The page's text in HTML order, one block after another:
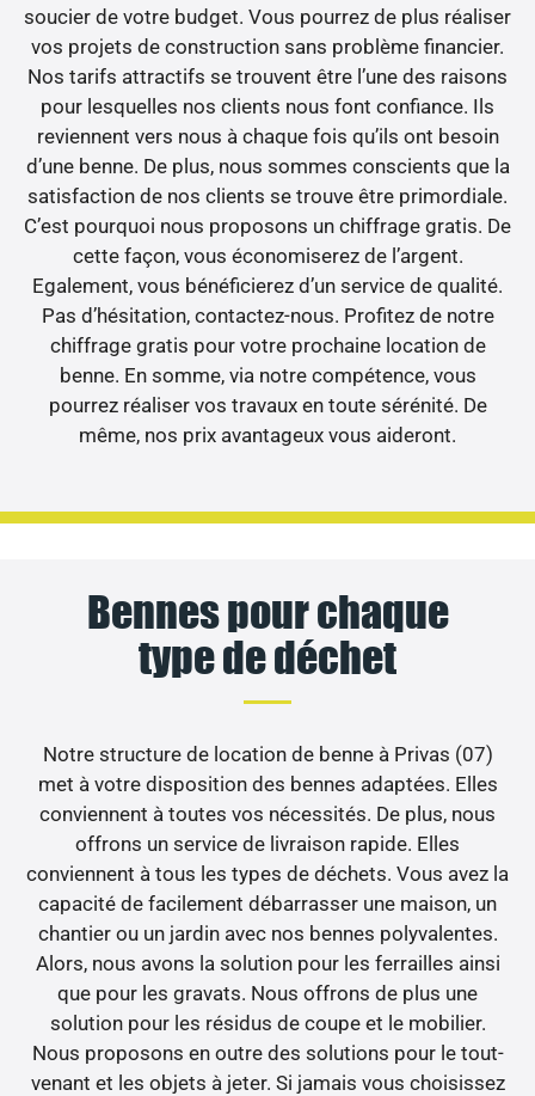
soucier de votre budget. Vous pourrez de plus réaliser
vos projets de construction sans problème financier.
Nos tarifs attractifs se trouvent être l’une des raisons
pour lesquelles nos clients nous font confiance. Ils
reviennent vers nous à chaque fois qu’ils ont besoin
d’une benne. De plus, nous sommes conscients que la
satisfaction de nos clients se trouve être primordiale.
C’est pourquoi nous proposons un chiffrage gratis. De
cette façon, vous économiserez de l’argent.
Egalement, vous bénéficierez d’un service de qualité.
Pas d’hésitation, contactez-nous. Profitez de notre
chiffrage gratis pour votre prochaine location de
benne. En somme, via notre compétence, vous
pourrez réaliser vos travaux en toute sérénité. De
même, nos prix avantageux vous aideront.
Bennes pour chaque
type de déchet
Notre structure de location de benne à Privas (07)
met à votre disposition des bennes adaptées. Elles
conviennent à toutes vos nécessités. De plus, nous
offrons un service de livraison rapide. Elles
conviennent à tous les types de déchets. Vous avez la
capacité de facilement débarrasser une maison, un
chantier ou un jardin avec nos bennes polyvalentes.
Alors, nous avons la solution pour les ferrailles ainsi
que pour les gravats. Nous offrons de plus une
solution pour les résidus de coupe et le mobilier.
Nous proposons en outre des solutions pour le tout-
venant et les objets à jeter. Si jamais vous choisissez